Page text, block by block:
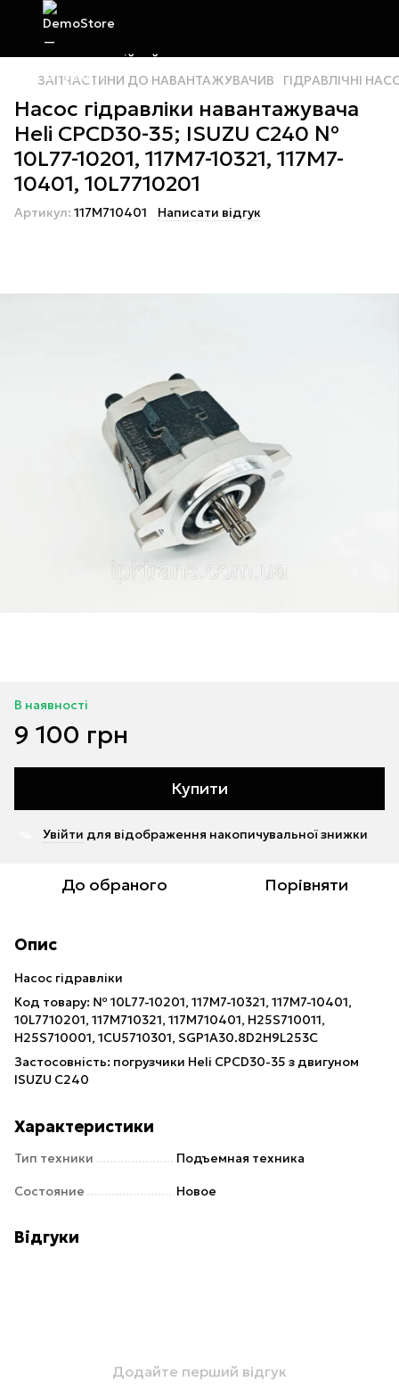
ЗАПЧАСТИНИ ДО НАВАНТАЖУВАЧИВ ГІДРАВЛІЧНІ
Насос гідравліки навантажувача
Heli CPCD30-35; ISUZU C240 №
10L77-10201, 117M7-10321, 117M7-
10401, 10L7710201
Артикул: 117M710401 Написати відгук
В наявності
9 100 грн
Купити
Увійти для відображення накопичувальної знижки
До обраного Порівняти
Опис
Насос гідравліки
Код товару: № 10L77-10201, 117M7-10321, 117M7-10401,
10L7710201, 117M710321, 117M710401, H25S710011,
H25S710001, 1CU5710301, SGP1A30.8D2H9L253C
Застосовність: погрузчики Heli CPCD30-35 з двигуном
ISUZU C240
Характеристики
Тип техники Подъемная техника
Состояние Новое
Відгуки
Додайте перший відгук